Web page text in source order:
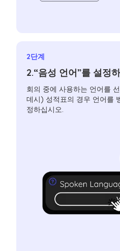
2단계
2.“음성 언어”를 설정
회의 중에 사용하는 언어를
데시) 성적표의 경우 언어를
정하십시오.